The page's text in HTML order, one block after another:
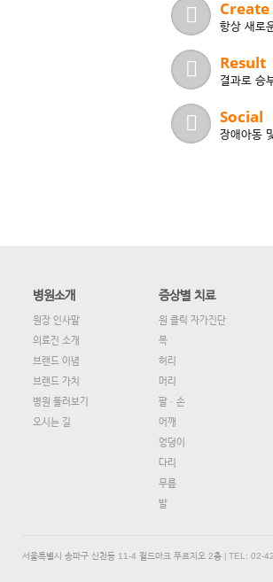
항상 새로
Result
결과로 승
Social
장애아동
병원소개
원장 인사말
의료진 소개
브랜드 이념
브랜드 가치
병원 둘러보기
오시는 길
증상별 치료
원 클릭 자가진단
목
허리
머리
팔 · 손
어깨
엉덩이
다리
무릎
발
서울특별시 송파구 신천동 11-4 월드마크 푸르지오 2층 TEL: 02-